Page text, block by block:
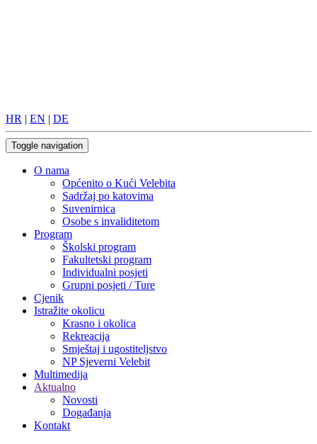
HR | EN | DE
Toggle navigation
O nama
Općenito o Kući Velebita
Sadržaj po katovima
Suvenirnica
Osobe s invaliditetom
Program
Školski program
Fakultetski program
Individualni posjeti
Grupni posjeti / Ture
Cjenik
Istražite okolicu
Krasno i okolica
Rekreacija
Smještaj i ugostiteljstvo
NP Sjeverni Velebit
Multimedija
Aktualno
Novosti
Događanja
Kontakt